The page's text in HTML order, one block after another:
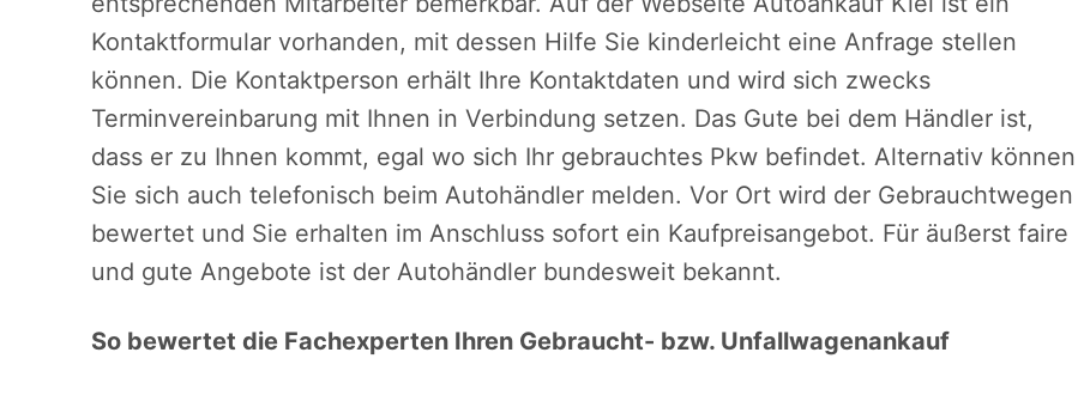
Kontaktformular vorhanden, mit dessen Hilfe Sie kinderleicht eine Anfrage stellen
können. Die Kontaktperson erhält Ihre Kontaktdaten und wird sich zwecks
Terminvereinbarung mit Ihnen in Verbindung setzen. Das Gute bei dem Händler ist,
dass er zu Ihnen kommt, egal wo sich Ihr gebrauchtes Pkw befindet. Alternativ können
Sie sich auch telefonisch beim Autohändler melden. Vor Ort wird der Gebrauchtwegen
bewertet und Sie erhalten im Anschluss sofort ein Kaufpreisangebot. Für äußerst faire
und gute Angebote ist der Autohändler bundesweit bekannt.
So bewertet die Fachexperten Ihren Gebraucht- bzw. Unfallwagenankauf